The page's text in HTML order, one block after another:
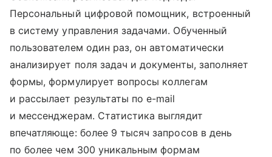
Персональный цифровой помощник, встроенный
в систему управления задачами. Обученный
пользователем один раз, он автоматически
анализирует поля задач и документы, заполняет
формы, формулирует вопросы коллегам
и рассылает результаты по e-mail
и мессенджерам. Статистика выглядит
впечатляюще: более 9 тысяч запросов в день
по более чем 300 уникальным формам